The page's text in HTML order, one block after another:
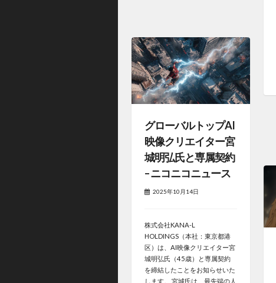
グローバルトップAI
映像クリエイター宮
城明弘氏と専属契約
– ニコニコニュース
2025年10月14日
株式会社KANA-L
HOLDINGS（本社：東京都港
区）は、AI映像クリエイター宮
城明弘氏（45歳）と専属契約
を締結したことをお知らせいた
します。 宮城氏は、最先端の人